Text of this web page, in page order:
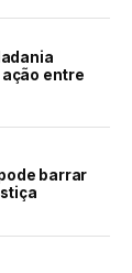
entre
barrar